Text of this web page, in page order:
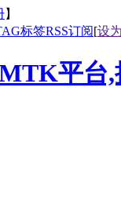
】
标签RSS订阅[设